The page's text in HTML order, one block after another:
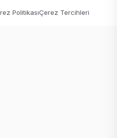
PolitikasıÇerez Tercihleri